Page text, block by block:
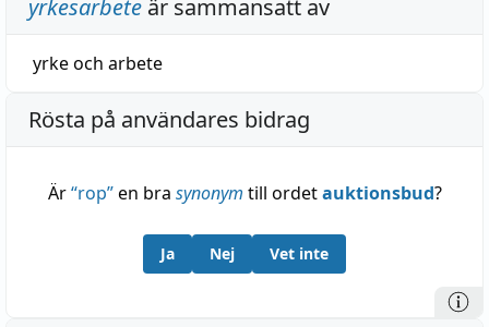
yrkesarbete är sammansatt av
yrkeoch arbete
Rösta på användares bidrag
Är“rop”en bra synonym till ordetauktionsbud?
Ja Nej Vet inte